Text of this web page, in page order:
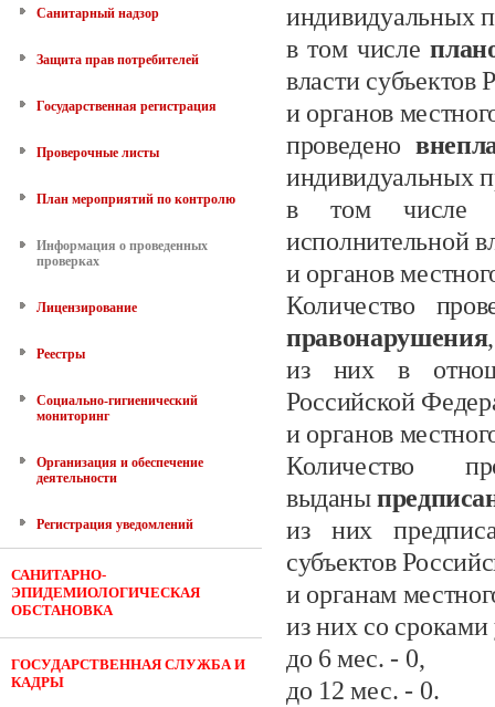
Санитарный надзор
Защита прав потребителей
Государственная регистрация
Проверочные листы
План мероприятий по контролю
Информация о проведенных
проверках
Лицензирование
Реестры
Социально-гигиенический
мониторинг
Организация и обеспечение
деятельности
Регистрация уведомлений
САНИТАРНО-
ЭПИДЕМИОЛОГИЧЕСКАЯ
ОБСТАНОВКА
ГОСУДАРСТВЕННАЯ СЛУЖБА И
КАДРЫ
индивидуальных
в том числе
власти
и органов
проведено
индивидуальных
в том числе
исполнительной
и органов
Количество
правонарушения
из них в
Российской
и органов
Количество
выданы
из них
субъектов
и органам
из них со
до 6мес. - 0,
до 12 мес. - 0.